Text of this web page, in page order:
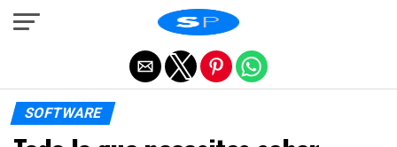
SOFTWARE
Salir de la versión móvil